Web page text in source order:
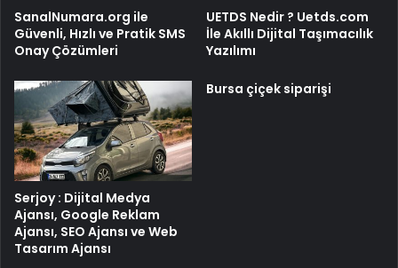
SanalNumara.org ile
Güvenli, Hızlı ve Pratik SMS
Onay Çözümleri
UETDS Nedir ? Uetds.com
İle Akıllı Dijital Taşımacılık
Yazılımı
Serjoy : Dijital Medya
Ajansı, Google Reklam
Ajansı, SEO Ajansı ve Web
Tasarım Ajansı
Bursa çiçek siparişi